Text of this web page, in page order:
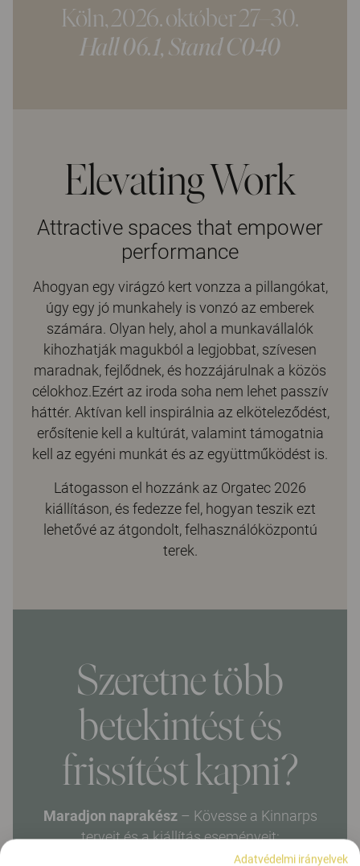
Köln, 2026. október 27–30.
Hall 06.1, Stand C040
Elevating Work
Attractive spaces that empower
performance
Ahogyan egy virágzó kert vonzza a pillangókat,
úgy egy jó munkahely is vonzó az emberek
számára. Olyan hely, ahol a munkavállalók
kihozhatják magukból a legjobbat, szívesen
maradnak, fejlődnek, és hozzájárulnak a közös
célokhoz.Ezért az iroda soha nem lehet passzív
háttér. Aktívan kell inspirálnia az elköteleződést,
erősítenie kell a kultúrát, valamint támogatnia
kell az egyéni munkát és az együttműködést is.
Látogasson el hozzánk az Orgatec 2026
kiállításon, és fedezze fel, hogyan teszik ezt
lehetővé az átgondolt, felhasználóközpontú
terek.
Szeretne több
betekintést és
frissítést kapni?
Maradjon naprakész – Kövesse a Kinnarps
terveit és a kiállítás eseményeit:
Adatvédelmi irányelvek